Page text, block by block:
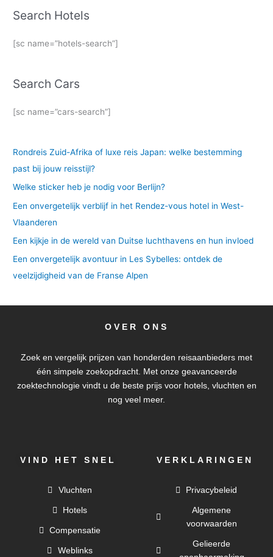
Search Hotels
[sc name=”hotels-search”]
Search Cars
[sc name=”cars-search”]
Rondreis Zuid-Afrika of luxe reis Japan: welke bestemming
past bij jouw reisstijl?
Welke sticker heb je nodig voor Berlijn?
Een onvergetelijk verblijf in het Rendez-vous hotel in West-
Vlaanderen
Een kijkje in de wereld van Duitse luchthavens en hun invloed
Een onvergetelijk avontuur in Les Sybelles: ontdek de
veelzijdigheid van de Franse Alpen
OVER ONS
Zoek en vergelijk prijzen van honderden reisaanbieders met
één simpele zoekopdracht. Met onze geavanceerde
zoektechnologie vindt u de beste prijs voor hotels, vluchten en
nog veel meer.
VIND HET SNEL
Vluchten
Hotels
Compensatie
Weblinks
VERKLARINGEN
Privacybeleid
Algemene
voorwaarden
Gelieerde